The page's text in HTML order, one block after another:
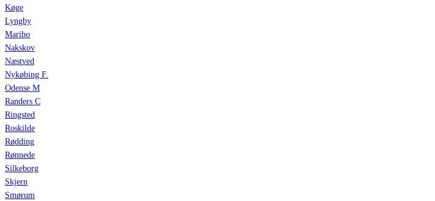
Køge
Lyngby
Maribo
Nakskov
Næstved
Nykøbing F.
Odense M
Randers C
Ringsted
Roskilde
Rødding
Rønnede
Silkeborg
Skjern
Smørum